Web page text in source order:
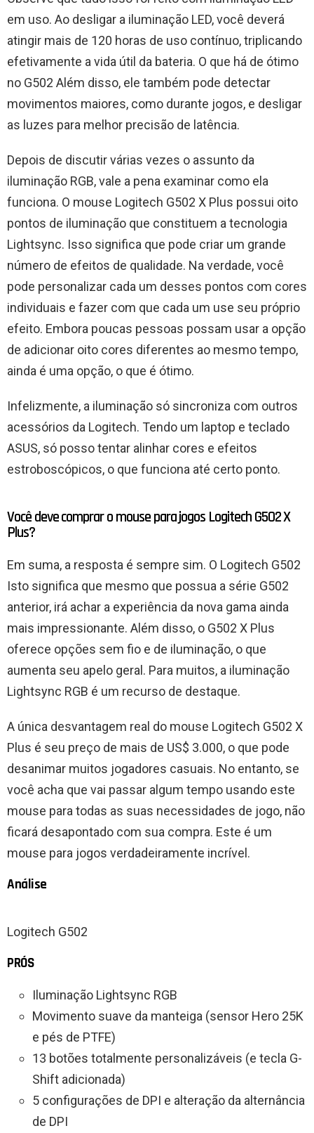
em uso. Ao desligar a iluminação LED, você deverá
atingir mais de 120 horas de uso contínuo, triplicando
efetivamente a vida útil da bateria. O que há de ótimo
no G502 Além disso, ele também pode detectar
movimentos maiores, como durante jogos, e desligar
as luzes para melhor precisão de latência.
Depois de discutir várias vezes o assunto da
iluminação RGB, vale a pena examinar como ela
funciona. O mouse Logitech G502 X Plus possui oito
pontos de iluminação que constituem a tecnologia
Lightsync. Isso significa que pode criar um grande
número de efeitos de qualidade. Na verdade, você
pode personalizar cada um desses pontos com cores
individuais e fazer com que cada um use seu próprio
efeito. Embora poucas pessoas possam usar a opção
de adicionar oito cores diferentes ao mesmo tempo,
ainda é uma opção, o que é ótimo.
Infelizmente, a iluminação só sincroniza com outros
acessórios da Logitech. Tendo um laptop e teclado
ASUS, só posso tentar alinhar cores e efeitos
estroboscópicos, o que funciona até certo ponto.
Você deve comprar o mouse para jogos Logitech G502 X
Plus?
Em suma, a resposta é sempre sim. O Logitech G502
Isto significa que mesmo que possua a série G502
anterior, irá achar a experiência da nova gama ainda
mais impressionante. Além disso, o G502 X Plus
oferece opções sem fio e de iluminação, o que
aumenta seu apelo geral. Para muitos, a iluminação
Lightsync RGB é um recurso de destaque.
A única desvantagem real do mouse Logitech G502 X
Plus é seu preço de mais de US$ 3.000, o que pode
desanimar muitos jogadores casuais. No entanto, se
você acha que vai passar algum tempo usando este
mouse para todas as suas necessidades de jogo, não
ficará desapontado com sua compra. Este é um
mouse para jogos verdadeiramente incrível.
Análise
Logitech G502
PRÓS
Iluminação Lightsync RGB
Movimento suave da manteiga (sensor Hero 25K
e pés de PTFE)
13 botões totalmente personalizáveis ​​(e tecla G-
Shift adicionada)
5 configurações de DPI e alteração da alternância
de DPI